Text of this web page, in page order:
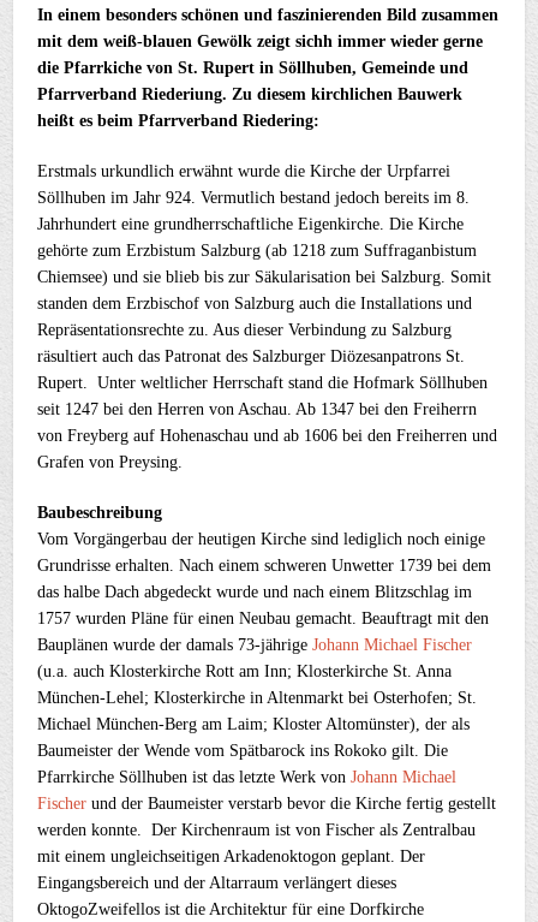
In einem besonders schönen und faszinierenden Bild zusammen
mit dem weiß-blauen Gewölk zeigt sichh immer wieder gerne
die Pfarrkiche von St. Rupert in Söllhuben, Gemeinde und
Pfarrverband Riederiung. Zu diesem kirchlichen Bauwerk
heißt es beim Pfarrverband Riedering:
Erstmals urkundlich erwähnt wurde die Kirche der Urpfarrei
Söllhuben im Jahr 924. Vermutlich bestand jedoch bereits im 8.
Jahrhundert eine grundherrschaftliche Eigenkirche. Die Kirche
gehörte zum Erzbistum Salzburg (ab 1218 zum Suffraganbistum
Chiemsee) und sie blieb bis zur Säkularisation bei Salzburg. Somit
standen dem Erzbischof von Salzburg auch die Installations und
Repräsentationsrechte zu. Aus dieser Verbindung zu Salzburg
räsultiert auch das Patronat des Salzburger Diözesanpatrons St.
Rupert. Unter weltlicher Herrschaft stand die Hofmark Söllhuben
seit 1247 bei den Herren von Aschau. Ab 1347 bei den Freiherrn
von Freyberg auf Hohenaschau und ab 1606 bei den Freiherren und
Grafen von Preysing.
Baubeschreibung
Vom Vorgängerbau der heutigen Kirche sind lediglich noch einige
Grundrisse erhalten. Nach einem schweren Unwetter 1739 bei dem
das halbe Dach abgedeckt wurde und nach einem Blitzschlag im
1757 wurden Pläne für einen Neubau gemacht. Beauftragt mit den
Bauplänen wurde der damals 73-jährigeJohann Michael Fischer
(u.a. auch Klosterkirche Rott am Inn; Klosterkirche St. Anna
München-Lehel; Klosterkirche in Altenmarkt bei Osterhofen; St.
Michael München-Berg am Laim; Kloster Altomünster), der als
Baumeister der Wende vom Spätbarock ins Rokoko gilt. Die
Pfarrkirche Söllhuben ist das letzte Werk vonJohann Michael
Fischer und der Baumeister verstarb bevor die Kirche fertig gestellt
werden konnte. Der Kirchenraum ist von Fischer als Zentralbau
mit einem ungleichseitigen Arkadenoktogon geplant. Der
Eingangsbereich und der Altarraum verlängert dieses
OktogoZweifellos ist die Architektur für eine Dorfkirche